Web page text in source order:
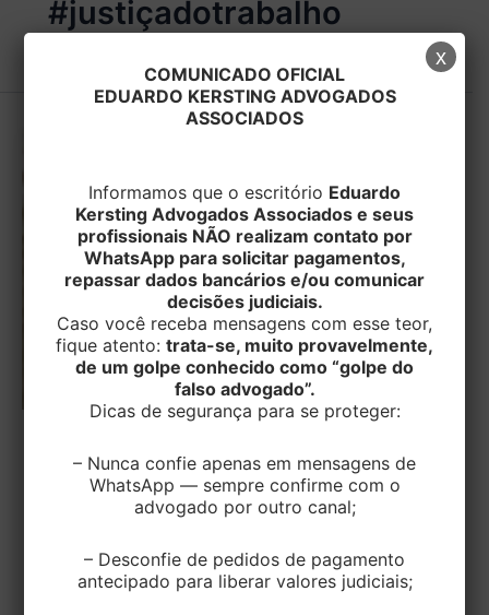
#justiçadotrabalho
Justiça do Trabalho Mantém Justa
Causa por Abandono de Emprego,
EditorEK/28 de agosto de 2025
COMUNICADO OFICIAL
EDUARDO KERSTING ADVOGADOS
ASSOCIADOS
Informamos que o escritório Eduardo
Kersting Advogados Associados e seus
profissionais NÃO realizam contato por
WhatsApp para solicitar pagamentos,
repassar dados bancários e/ou comunicar
decisões judiciais.
Caso você receba mensagens com esse teor,
fique atento: trata-se, muito provavelmente,
de um golpe conhecido como “golpe do
falso advogado”.
Dicas de segurança para se proteger:
– Nunca confie apenas em mensagens de
WhatsApp — sempre confirme com o
advogado por outro canal;
– Desconfie de pedidos de pagamento
antecipado para liberar valores judiciais;
x